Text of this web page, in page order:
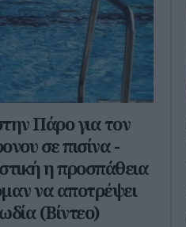
Πάρο για τον
σε πισίνα -
η προσπάθεια
να αποτρέψει
(Βίντεο)